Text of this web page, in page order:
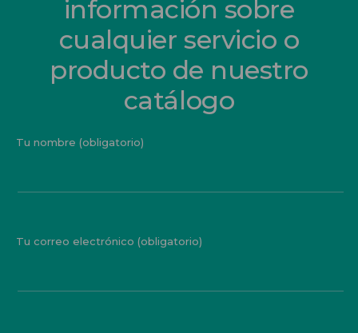
información sobre
cualquier servicio o
producto de nuestro
catálogo
Tu nombre (obligatorio)
Tu correo electrónico (obligatorio)